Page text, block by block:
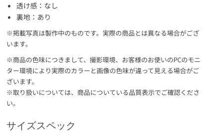
透け感：なし
裏地：あり
※掲載写真は製作中のものです。実際の商品とは異なる場合がござ
います。
※商品の色味につきまして、撮影環境、お客様のお使いのPCのモニ
ター環境により実際のカラーと画像の色味が違って見える場合がご
ざいます。
※取り扱いについては、商品についている品質表示でご確認くださ
い。
サイズスペック